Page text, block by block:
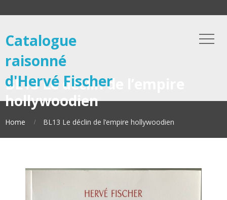
Catalogue
raisonné
d'Hervé Fischer
BL13 Le déclin de l’empire
hollywoodien
Home BL13 Le déclin de l’empire hollywoodien